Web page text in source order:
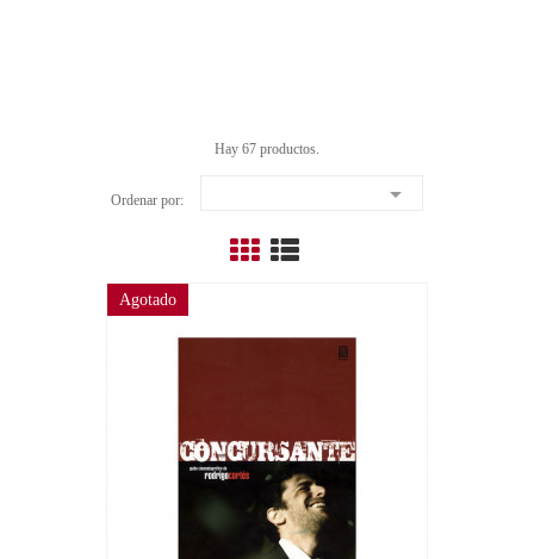
Hay 67 productos.
Ordenar por: 
Agotado